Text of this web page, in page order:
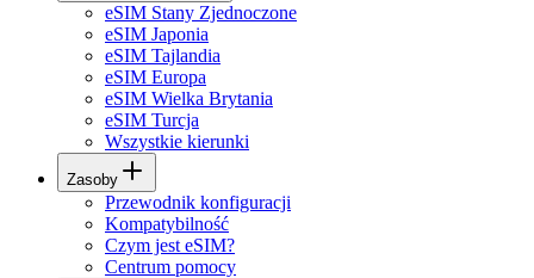
eSIM Stany Zjednoczone
eSIM Japonia
eSIM Tajlandia
eSIM Europa
eSIM Wielka Brytania
eSIM Turcja
Wszystkie kierunki
Zasoby
Przewodnik konfiguracji
Kompatybilność
Czym jest eSIM?
Centrum pomocy